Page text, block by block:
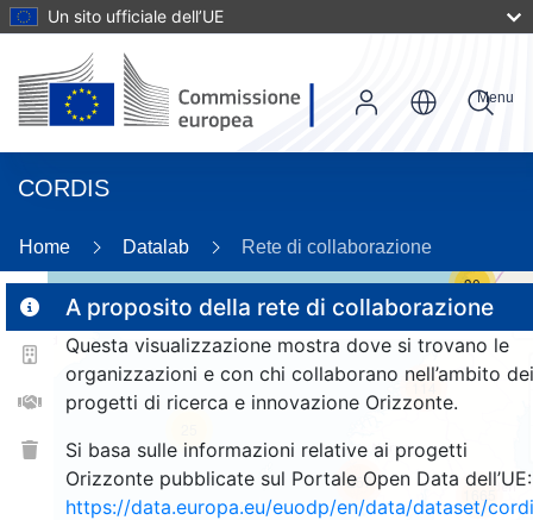
Un sito ufficiale dell’UE
CORDIS
Menu
Home Datalab Rete di collaborazione
A proposito della rete di collaborazione
Questa visualizzazione mostra dove si trovano le
organizzazioni e con chi collaborano nell’ambito dei
progetti di ricerca e innovazione Orizzonte.
Si basa sulle informazioni relative ai progetti
Orizzonte pubblicate sul Portale Open Data dell’UE:
https://data.europa.eu/euodp/en/data/dataset/
30
114
257
1665